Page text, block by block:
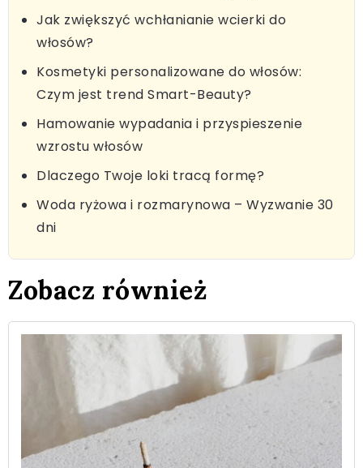
Jak zwiększyć wchłanianie wcierki do
włosów?
Kosmetyki personalizowane do włosów:
Czym jest trend Smart-Beauty?
Hamowanie wypadania i przyspieszenie
wzrostu włosów
Dlaczego Twoje loki tracą formę?
Woda ryżowa i rozmarynowa – Wyzwanie 30
dni
Zobacz również